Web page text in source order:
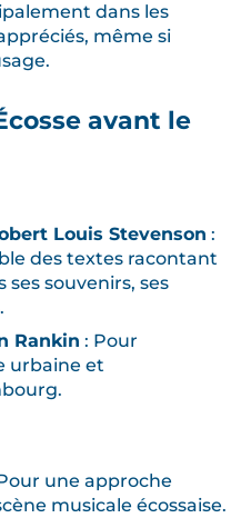
dans les
même si
avant le
Louis Stevenson :
des textes racontant
souvenirs, ses
Rankin : Pour
urbaine et
une approche
musicale écossaise.